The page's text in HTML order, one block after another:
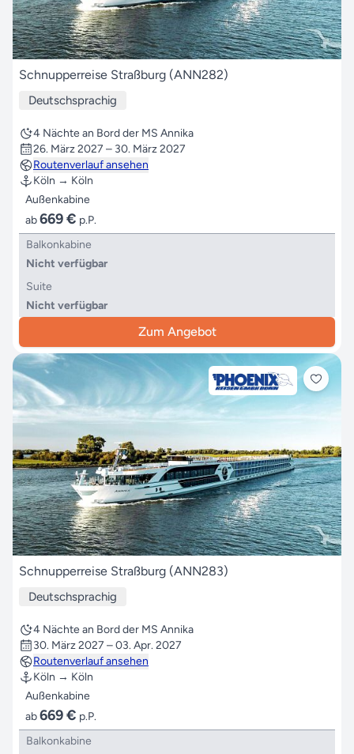
Schnupperreise Straßburg (ANN282)
Deutschsprachig
4 Nächte an Bord der MS Annika
26. März 2027 – 30. März 2027
Routenverlauf ansehen
Köln → Köln
Außenkabine
ab669 € p.P.
Balkonkabine
Nicht verfügbar
Suite
Nicht verfügbar
Zum Angebot
Schnupperreise Straßburg (ANN283)
Deutschsprachig
4 Nächte an Bord der MS Annika
30. März 2027 – 03. Apr. 2027
Routenverlauf ansehen
Köln → Köln
Außenkabine
ab669 € p.P.
Balkonkabine